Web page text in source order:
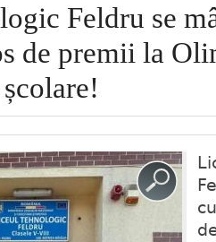
Feldru se
de premii la